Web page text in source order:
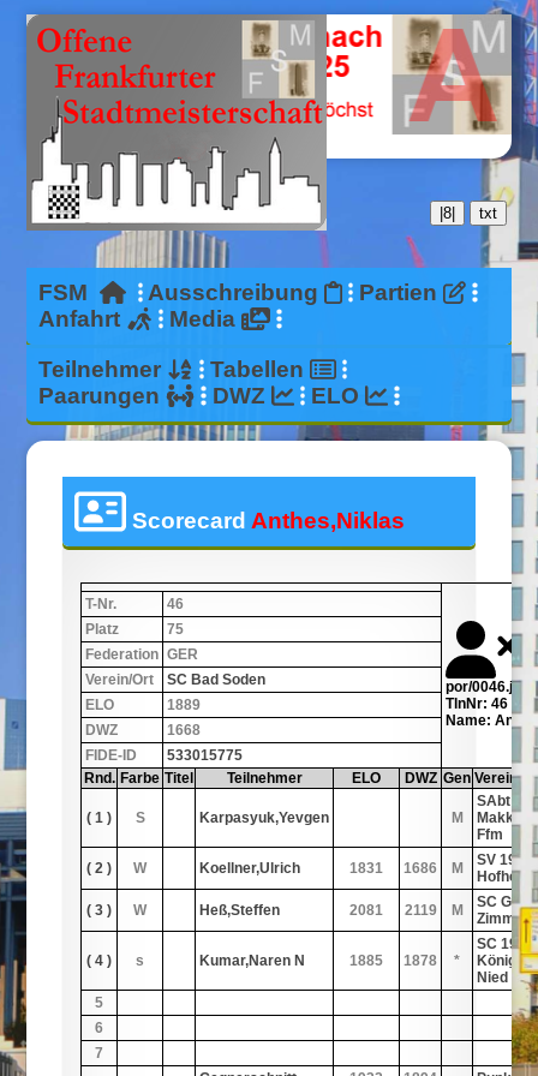
|8| txt
FSM Ausschreibung
Partien
Anfahrt
Media
Teilnehmer
Tabellen
Paarungen
DWZ ELO
Scorecard Anthes,Niklas
por/0046.jpg
TlnNr: 46
Name:
T-Nr.
46
Platz
75
Federation GER
Verein/Ort
SC Bad Soden
ELO
1889
DWZ
1668
FIDE-ID
533015775
Rnd. Farbe Titel Teilnehmer ELO DWZ Gen Verein/
( 1 ) S Karpasyuk,Yevgen M
SAbt
Makkabi
Ffm
( 2 )
W Koellner,Ulrich 1831 1686 M
SV 1920
Hofheim
( 3 )
W Heß,Steffen 2081 2119 M
SC
Zimmern
( 4 ) s Kumar,Naren N 1885 1878 *
SC 1961
König
Nied
5
6
7